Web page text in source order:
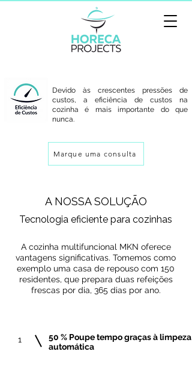
Devido às crescentes pressões de
custos, a eficiência de custos na
cozinha é mais importante do que
nunca.
Marque uma consulta
A NOSSA SOLUÇÃO
Tecnologia eficiente para cozinhas
A cozinha multifuncional MKN oferece
vantagens significativas. Tomemos como
exemplo uma casa de repouso com 150
residentes, que prepara duas refeições
frescas por dia, 365 dias por ano.
1
50 % Poupe tempo graças à limpeza
automática